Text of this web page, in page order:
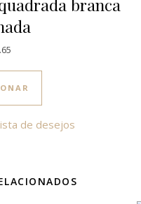
de desejos